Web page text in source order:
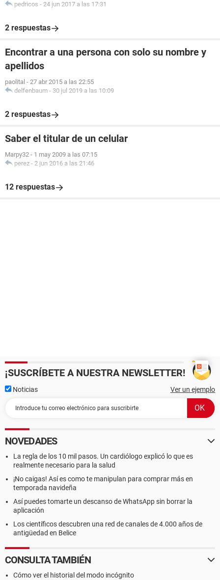
pedricos - 24 jun 2017 a las 17:31
2 respuestas
Encontrar a una persona con solo su nombre y
apellidos
paolital - 27 abr 2015 a las 22:55
delfenbaum - 30 jul 2019 a las 10:09
2 respuestas
Saber el titular de un celular
Marpy32 - 1 may 2009 a las 07:15
perez - 2 jun 2016 a las 21:46
12 respuestas
¡SUSCRÍBETE A NUESTRA NEWSLETTER!
Noticias Ver un ejemplo
NOVEDADES
La regla de los 10 mil pasos. Un cardiólogo explicó lo que es
realmente necesario para la salud
¡No caigas! Así es como te manipulan para comprar más en
temporada navideña
Así puedes tomarte un descanso de WhatsApp sin borrar la
aplicación
Los científicos descubren una red de canales de 4.000 años de
antigüedad en Belice
CONSULTA TAMBIÉN
Cómo ver el historial del modo incógnito